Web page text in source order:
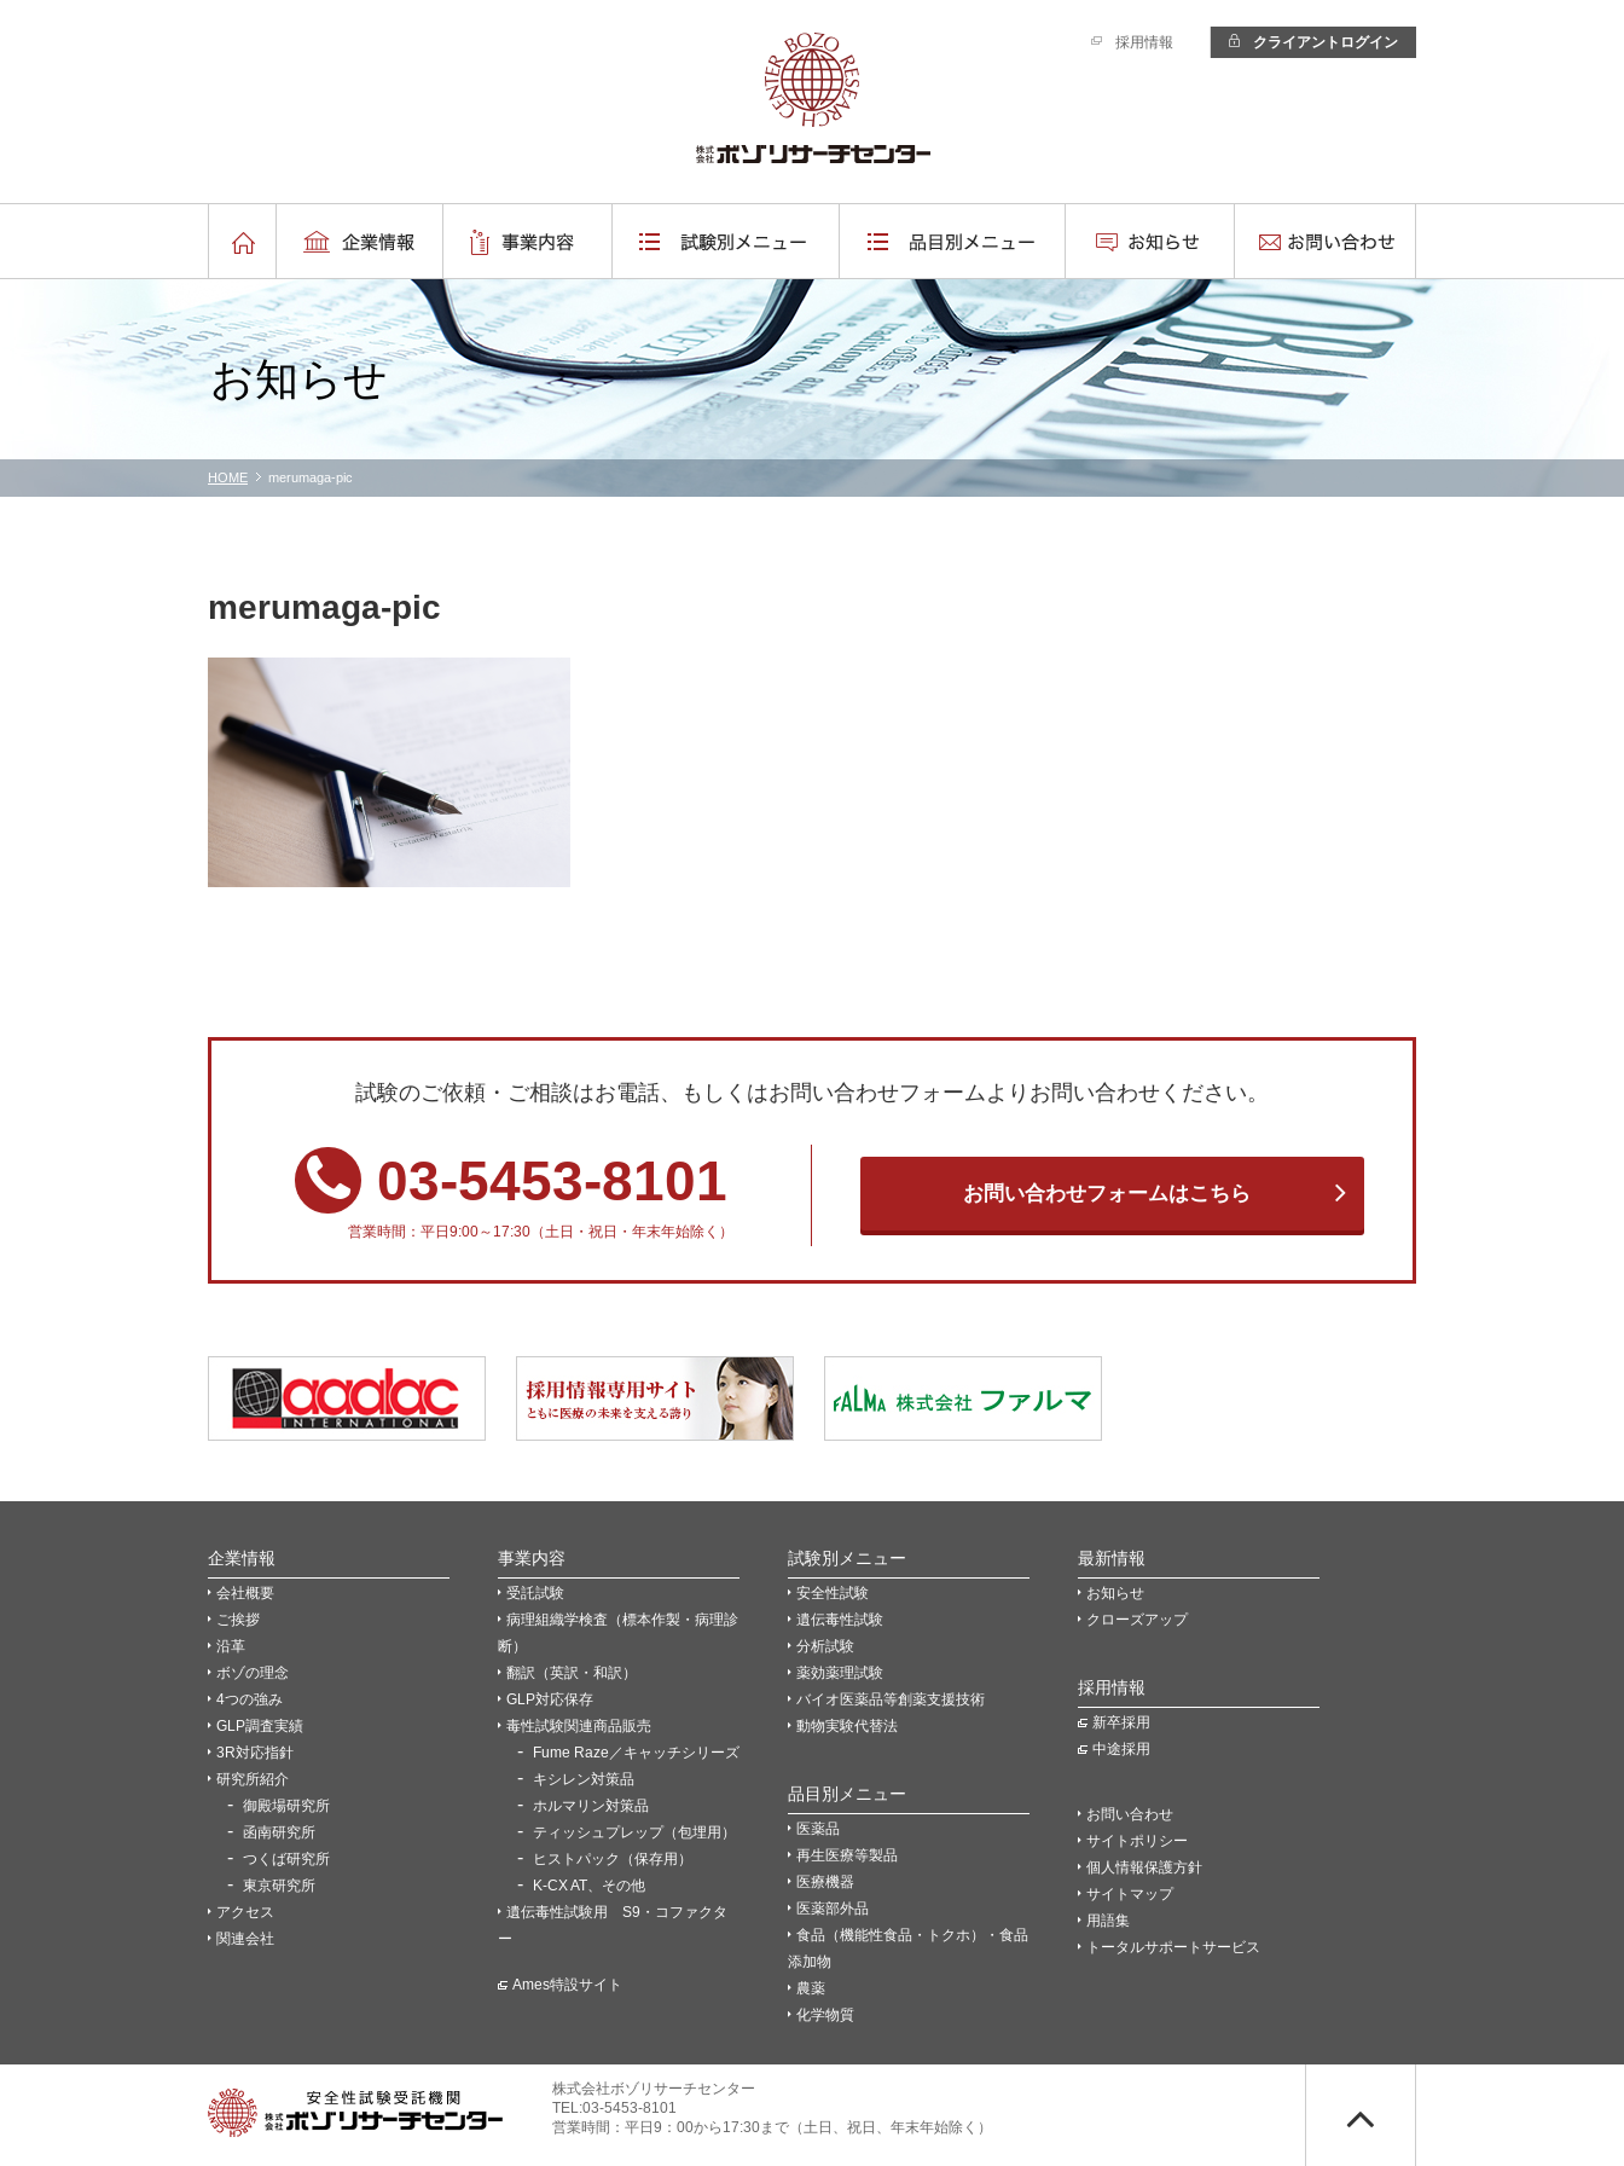
採用情報 クライアントログイン
お知らせ
HOME merumaga-pic
merumaga-pic
試験のご依頼・ご相談はお電話、もしくはお問い合わせフォームよりお問い合わせください。
03-5453-8101
営業時間：平日9:00～17:30（土日・祝日・年末年始除く）
お問い合わせフォームはこちら
企業情報
会社概要
ご挨拶
沿革
ボゾの理念
4つの強み
GLP調査実績
3R対応指針
研究所紹介
御殿場研究所
函南研究所
つくば研究所
東京研究所
アクセス
関連会社
事業内容
受託試験
病理組織学検査（標本作製・病理診
断）
翻訳（英訳・和訳）
GLP対応保存
毒性試験関連商品販売
Fume Raze／キャッチシリーズ
キシレン対策品
ホルマリン対策品
ティッシュプレップ（包埋用）
ヒストパック（保存用）
K-CX AT、その他
遺伝毒性試験用 S9・コファクタ
ー
Ames特設サイト
試験別メニュー
安全性試験
遺伝毒性試験
分析試験
薬効薬理試験
バイオ医薬品等創薬支援技術
動物実験代替法
品目別メニュー
医薬品
再生医療等製品
医療機器
医薬部外品
食品（機能性食品・トクホ）・食品
添加物
農薬
化学物質
最新情報
お知らせ
クローズアップ
採用情報
新卒採用
中途採用
お問い合わせ
サイトポリシー
個人情報保護方針
サイトマップ
用語集
トータルサポートサービス
株式会社ボゾリサーチセンター
TEL:03-5453-8101
営業時間：平日9：00から17:30まで（土日、祝日、年末年始除く）